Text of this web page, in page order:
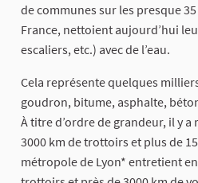
de communes sur les presque
France, nettoient aujourd’hui
escaliers, etc.) avec de l’eau.
Cela représente quelques
goudron, bitume, asphalte,
À titre d’ordre de grandeur, il y a
3000 km de trottoirs et plus de
métropole de Lyon* entretient